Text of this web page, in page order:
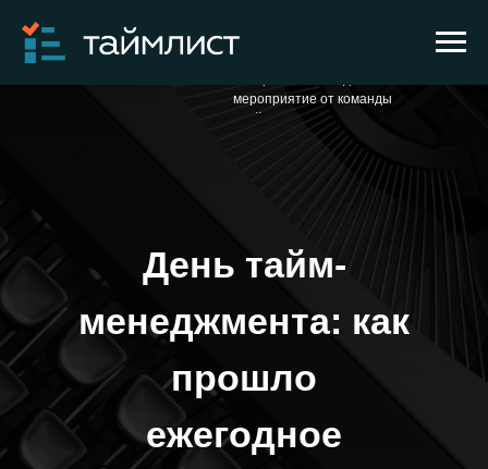
День тайм-
менеджмента: как
прошло
ежегодное
мероприятие от команды
«Таймлист»